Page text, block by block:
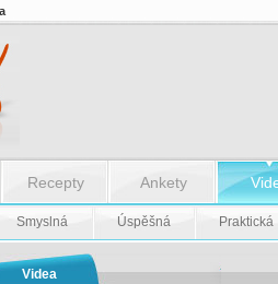
Recepty Ankety
Smyslná Úspěšná Praktická
Videa